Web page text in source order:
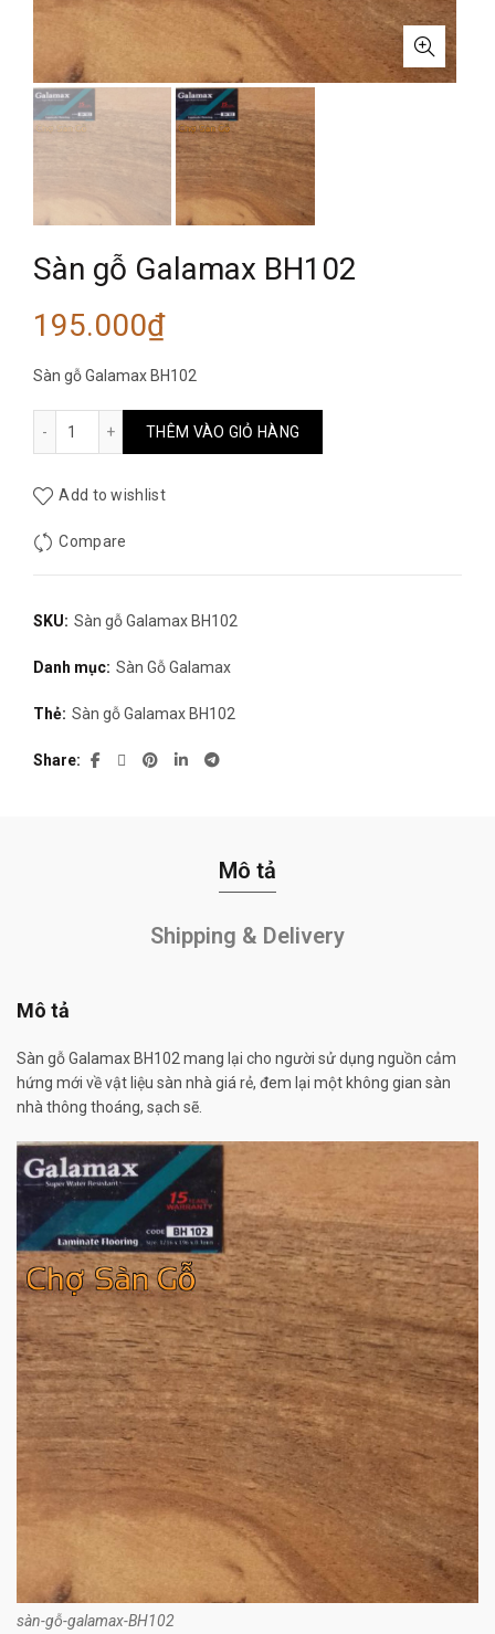
Sàn gỗ Galamax BH102
195.000₫
Sàn gỗ Galamax BH102
Sàn gỗ Galamax BH102 số lượng
THÊM VÀO GIỎ HÀNG
Add to wishlist
Compare
SKU: Sàn gỗ Galamax BH102
Danh mục: Sàn Gỗ Galamax
Thẻ: Sàn gỗ Galamax BH102
Share
Mô tả
Shipping & Delivery
Mô tả
Sàn gỗ Galamax BH102 mang lại cho người sử dụng nguồn cảm
hứng mới về vật liệu sàn nhà giá rẻ, đem lại một không gian sàn
nhà thông thoáng, sạch sẽ.
sàn-gỗ-galamax-BH102